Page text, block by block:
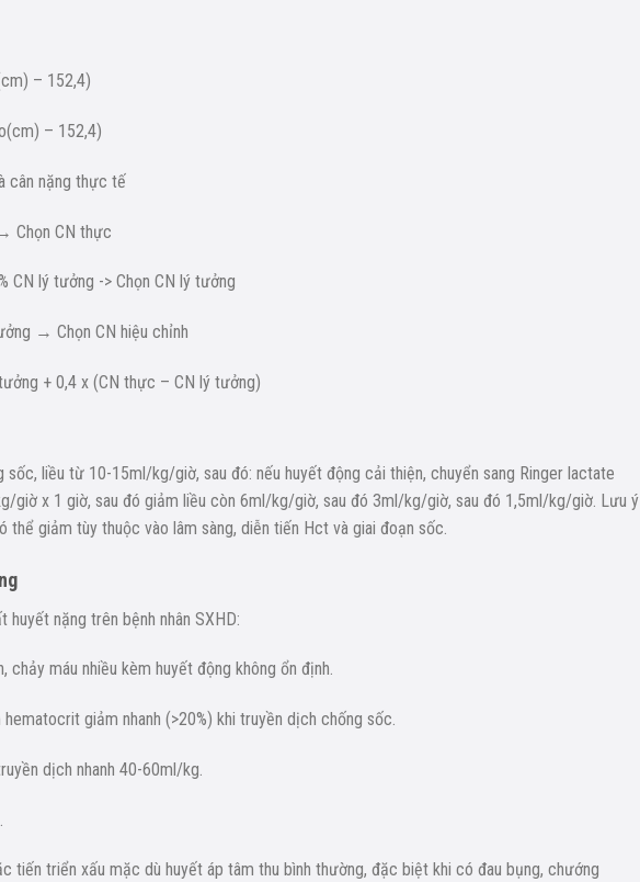
– 152,4)
– 152,4)
cân nặng thực tế
Chọn CN thực
CN lý tưởng -> Chọn CN lý tưởng
→ Chọn CN hiệu chỉnh
+ 0,4 x (CN thực – CN lý tưởng)
liều từ 10-15ml/kg/giờ, sau đó: nếu huyết động cải thiện, chuyển sang Ringer lactate
giờ x 1 giờ, sau đó giảm liều còn 6ml/kg/giờ, sau đó 3ml/kg/giờ, sau đó 1,5ml/kg/giờ. Lưu ý
thể giảm tùy thuộc vào lâm sàng, diễn tiến Hct và giai đoạn sốc.
huyết nặng trên bệnh nhân SXHD:
chảy máu nhiều kèm huyết động không ổn định.
giảm nhanh (>20%) khi truyền dịch chống sốc.
dịch nhanh 40-60ml/kg.
tiến triển xấu mặc dù huyết áp tâm thu bình thường, đặc biệt khi có đau bụng, chướng